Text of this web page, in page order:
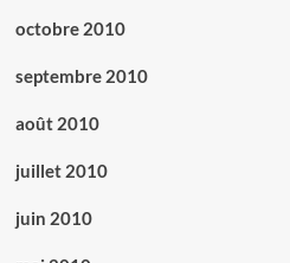
octobre 2010
septembre 2010
août 2010
juillet 2010
juin 2010